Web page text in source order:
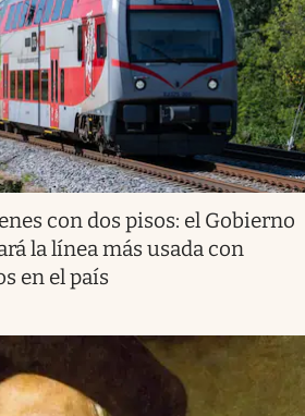
con dos pisos: el Gobierno
la línea más usada con
en el país